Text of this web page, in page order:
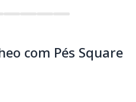
com Pés Square